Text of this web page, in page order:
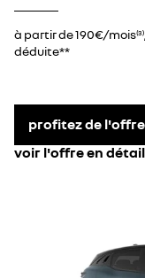
à partir de 190€/mois(3)
déduite**
profitez de l'offre
voir l'offre en détail